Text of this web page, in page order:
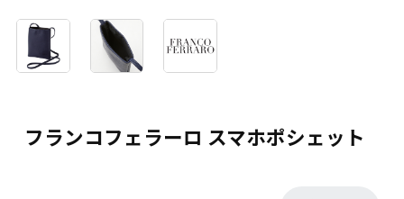
フランコフェラーロ スマホポシェット